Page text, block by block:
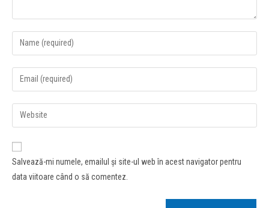
Salvează-mi numele, emailul și site-ul web în acest navigator pentru
data viitoare când o să comentez.